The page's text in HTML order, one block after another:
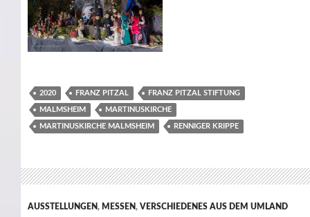
2020 FRANZ PITZAL FRANZ PITZAL STIFTUNG
MALMSHEIM MARTINUSKIRCHE
MARTINUSKIRCHE MALMSHEIM RENNIGER KRIPPE
AUSSTELLUNGEN, MESSEN, VERSCHIEDENES AUS DEM UMLAND